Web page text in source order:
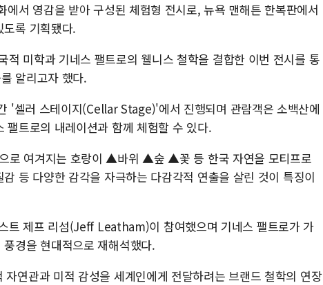
서 영감을 받아 구성된 체험형 전시로, 뉴욕 맨해튼 한복판에서
록 기획됐다.
적 미학과 기네스 팰트로의 웰니스 철학을 결합한 이번 전시를 통
알리고자 했다.
'셀러 스테이지(Cellar Stage)'에서 진행되며 관람객은 소백산에
팰트로의 내레이션과 함께 체험할 수 있다.
로 여겨지는 호랑이 ▲바위 ▲숲 ▲꽃 등 한국 자연을 모티프로
등 다양한 감각을 자극하는 다감각적 연출을 살린 것이 특징이
트 제프 리섬(Jeff Leatham)이 참여했으며 기네스 팰트로가 가
경을 현대적으로 재해석했다.
연관과 미적 감성을 세계인에게 전달하려는 브랜드 철학의 연장